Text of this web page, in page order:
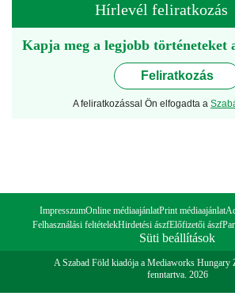
Hírlevél feliratkozás
Kapja meg a legjobb történeteket
Feliratkozás
A feliratkozással Ön elfogadta a
ImpresszumOnline médiaajánlatPrint médiaajánlat
Felhasználási feltételekHirdetési ászfElőfizetői ászf
Süti beállítások
A Szabad Föld kiadója a Mediaworks
fenntartva. 2026